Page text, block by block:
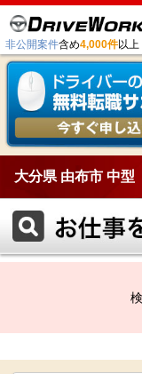
非公開案件含め4,000件以上
大分県 由布市 中型